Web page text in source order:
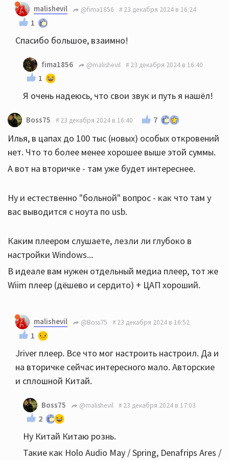
malishevil @fima1856 23 декабря 2024 в 16:24
1
Спасибо большое, взаимно!
fima1856 @malishevil 23 декабря 2024 в 16:40
1
Я очень надеюсь, что свои звук и путь я нашёл!
Boss75 23 декабря 2024 в 16:40 7
Илья, в цапах до 100 тыс (новых) особых откровений
нет. Что то более менее хорошее выше этой суммы.
А вот на вторичке - там уже будет интереснее.
Ну и естественно "больной" вопрос - как что там у
вас выводится с ноута по usb.
Каким плеером слушаете, лезли ли глубоко в
настройки Windows...
В идеале вам нужен отдельный медиа плеер, тот же
Wiim плеер (дёшево и сердито) + ЦАП хороший.
malishevil @Boss75 23 декабря 2024 в 16:52
1
Jriver плеер. Все что мог настроить настроил. Да и
на вторичке сейчас интересного мало. Авторские
и сплошной Китай.
Boss75 @malishevil 23 декабря 2024 в 17:03
2
Ну Китай Китаю рознь.
Такие как Holo Audio May / Spring, Denafrips Ares /